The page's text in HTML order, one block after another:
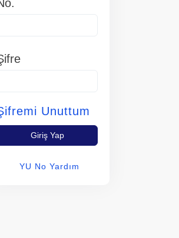
Unuttum
Giriş Yap
YU No Yardım